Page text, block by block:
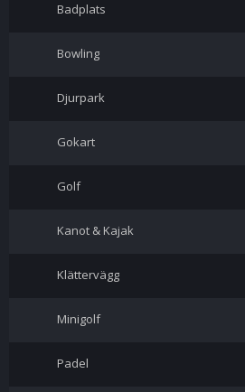
Badplats
Bowling
Djurpark
Gokart
Golf
Kanot & Kajak
Klättervägg
Minigolf
Padel